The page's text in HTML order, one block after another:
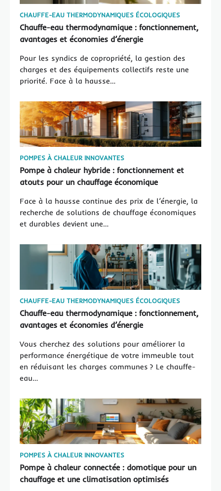
CHAUFFE-EAU THERMODYNAMIQUES ÉCOLOGIQUES
Chauffe-eau thermodynamique : fonctionnement,
avantages et économies d’énergie
Pour les syndics de copropriété, la gestion des
charges et des équipements collectifs reste une
priorité. Face à la hausse…
POMPES À CHALEUR INNOVANTES
Pompe à chaleur hybride : fonctionnement et
atouts pour un chauffage économique
Face à la hausse continue des prix de l’énergie, la
recherche de solutions de chauffage économiques
et durables devient une…
CHAUFFE-EAU THERMODYNAMIQUES ÉCOLOGIQUES
Chauffe-eau thermodynamique : fonctionnement,
avantages et économies d’énergie
Vous cherchez des solutions pour améliorer la
performance énergétique de votre immeuble tout
en réduisant les charges communes ? Le chauffe-
eau…
POMPES À CHALEUR INNOVANTES
Pompe à chaleur connectée : domotique pour un
chauffage et une climatisation optimisés